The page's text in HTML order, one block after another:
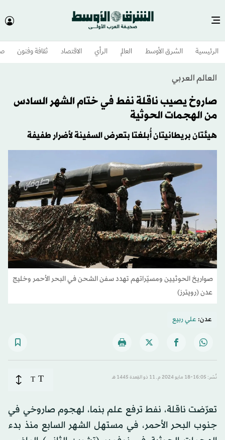
الرئيسية الشرق الأوسط​ العالم الرأي الاقتصاد ثقافة وفنون
العالم العربي
صاروخ يصيب ناقلة نفط في ختام الشهر السادس
من الهجمات الحوثية
هيئتان بريطانيتان أُبلغتا بتعرض السفينة لأضرار طفيفة
صواريخ الحوثيين ومسيّراتهم تهدد سفن الشحن في البحر الأحمر وخليج
عدن (رويترز)
عدن: علي ربيع
نُشر: 16:05-18 مايو 2024 م ـ 11 ذو القِعدة 1445 هـ T
T
تعرّضت ناقلة، نفط ترفع علم بنما، لهجوم صاروخي في
جنوب البحر الأحمر، في مستهل الشهر السابع منذ بدء